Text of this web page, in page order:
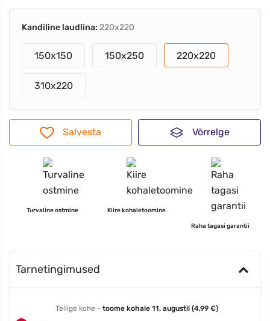
Kandiline laudlina: 220x220
150x150 150x250 220x220
310x220
Salvesta Võrrelge
Turvaline ostmine Kiire kohaletoomine
Raha tagasi garantii
Tarnetingimused
Tellige kohe - toome kohale 11. augustil (4,99 €)